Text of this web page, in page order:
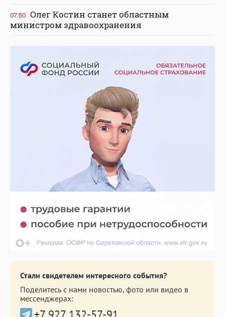
07:50 Олег Костин станет областным
министром здравоохранения
Стали свидетелем интересного события?
Поделитесь с нами новостью, фото или видео в
мессенджерах: